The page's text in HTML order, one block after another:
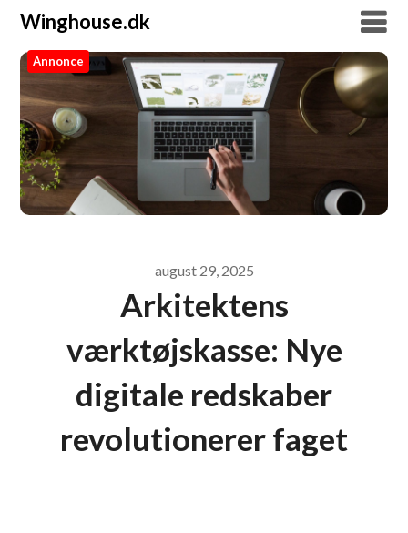
Winghouse.dk
Winghouse.dk
Annonce
august 29, 2025
Arkitektens
værktøjskasse: Nye
digitale redskaber
revolutionerer faget